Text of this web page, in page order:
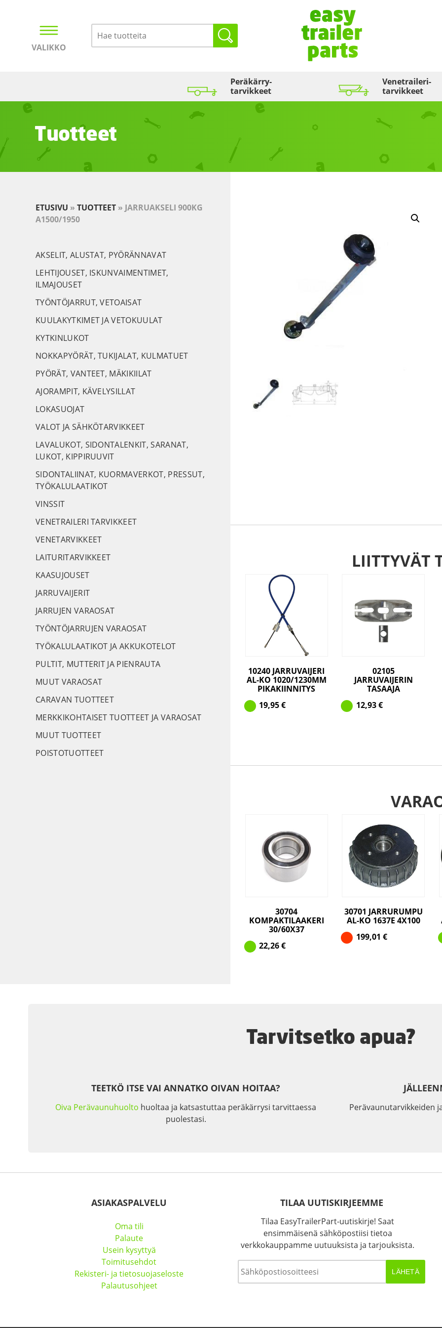
VALIKKO
Peräkärry­
tarvikkeet
Venetraileri­
tarvikkeet
Tuotteet
LIITTYVÄT
10240 JARRUVAIJERI
AL-KO 1020/1230MM
PIKAKIINNITYS
19,95€
02105
JARRUVAIJERIN
TASAAJA
12,93€
30704
KOMPAKTILAAKERI
30/60X37
22,26€
30701 JARRURUMPU
AL-KO 1637E 4X100
199,01 €
ETUSIVU » TUOTTEET » JARRUAKSELI 900KG
A1500/1950
AKSELIT, ALUSTAT, PYÖRÄNNAVAT
LEHTIJOUSET, ISKUNVAIMENTIMET,
ILMAJOUSET
TYÖNTÖJARRUT, VETOAISAT
KUULAKYTKIMET JA VETOKUULAT
KYTKINLUKOT
NOKKAPYÖRÄT, TUKIJALAT, KULMATUET
PYÖRÄT, VANTEET, MÄKIKIILAT
AJORAMPIT, KÄVELYSILLAT
LOKASUOJAT
VALOT JA SÄHKÖTARVIKKEET
LAVALUKOT, SIDONTALENKIT, SARANAT,
LUKOT, KIPPIRUUVIT
SIDONTALIINAT, KUORMAVERKOT, PRESSUT,
TYÖKALULAATIKOT
VINSSIT
VENETRAILERI TARVIKKEET
VENETARVIKKEET
LAITURITARVIKKEET
KAASUJOUSET
JARRUVAIJERIT
JARRUJEN VARAOSAT
TYÖNTÖJARRUJEN VARAOSAT
TYÖKALULAATIKOT JA AKKUKOTELOT
PULTIT, MUTTERIT JA PIENRAUTA
MUUT VARAOSAT
CARAVAN TUOTTEET
MERKKIKOHTAISET TUOTTEET JA VARAOSAT
MUUT TUOTTEET
POISTOTUOTTEET
Tarvitsetko apua?
TEETKÖ ITSE VAI ANNATKO OIVAN HOITAA?
Oiva Perävaunuhuolto huoltaa ja katsastuttaa peräkärrysi tarvittaessa
puolestasi.
Perävaunutarvikkeiden
ASIAKASPALVELU
Oma tili
Palaute
Usein kysyttyä
Toimitusehdot
Rekisteri- ja tietosuojaseloste
Palautusohjeet
TILAA UUTISKIRJEEMME
Tilaa EasyTrailerPart-uutiskirje! Saat
ensimmäisenä sähköpostiisi tietoa
verkkokauppamme uutuuksista ja tarjouksista.